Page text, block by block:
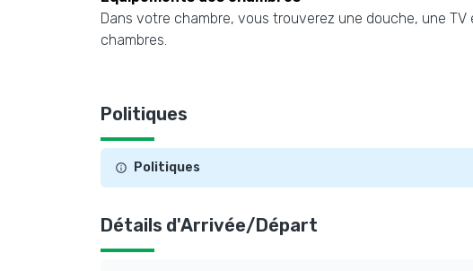
Dans votre chambre, vous trouverez une douche, une
chambres.
Politiques
Politiques
Détails d'Arrivée/Départ